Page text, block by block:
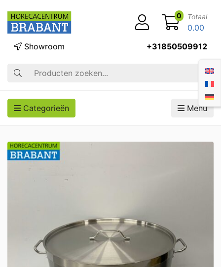
Zoek op
Showroom +31850509912
0 Totaal
0.00
Categorieën Menu